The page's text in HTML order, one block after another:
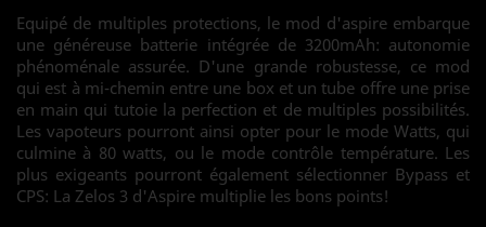
Equipé de multiples protections, le mod d'aspire embarque
une généreuse batterie intégrée de 3200mAh: autonomie
phénoménale assurée. D'une grande robustesse, ce mod
qui est à mi-chemin entre une box et un tube offre une prise
en main qui tutoie la perfection et de multiples possibilités.
Les vapoteurs pourront ainsi opter pour le mode Watts, qui
culmine à 80 watts, ou le mode contrôle température. Les
plus exigeants pourront également sélectionner Bypass et
CPS: La Zelos 3 d'Aspire multiplie les bons points!